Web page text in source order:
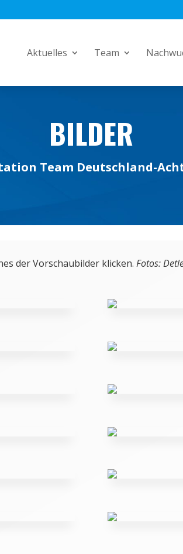
Aktuelles Team
BILDER
Team Deutschland-
der Vorschaubilder klicken. Fotos: